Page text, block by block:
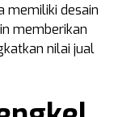
memiliki desain
memberikan
nilai jual